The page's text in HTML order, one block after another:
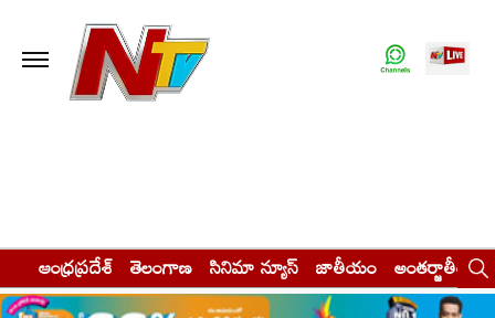
ఆంధ్రప్రదేశ్ తెలంగాణ సినిమా న్యూస్ జాతీయం అంతర్జాతీయం